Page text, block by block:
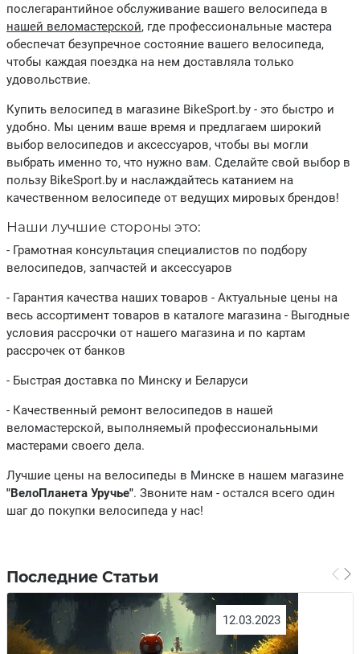
послегарантийное обслуживание вашего велосипеда в
нашей веломастерской, где профессиональные мастера
обеспечат безупречное состояние вашего велосипеда,
чтобы каждая поездка на нем доставляла только
удовольствие.
Купить велосипед в магазине BikeSport.by - это быстро и
удобно. Мы ценим ваше время и предлагаем широкий
выбор велосипедов и аксессуаров, чтобы вы могли
выбрать именно то, что нужно вам. Сделайте свой выбор в
пользу BikeSport.by и наслаждайтесь катанием на
качественном велосипеде от ведущих мировых брендов!
Наши лучшие стороны это:
- Грамотная консультация специалистов по подбору
велосипедов, запчастей и аксессуаров
- Гарантия качества наших товаров - Актуальные цены на
весь ассортимент товаров в каталоге магазина - Выгодные
условия рассрочки от нашего магазина и по картам
рассрочек от банков
- Быстрая доставка по Минску и Беларуси
- Качественный ремонт велосипедов в нашей
веломастерской, выполняемый профессиональными
мастерами своего дела.
Лучшие цены на велосипеды в Минске в нашем магазине
"ВелоПланета Уручье". Звоните нам - остался всего один
шаг до покупки велосипеда у нас!
Последние Статьи
12.03.2023